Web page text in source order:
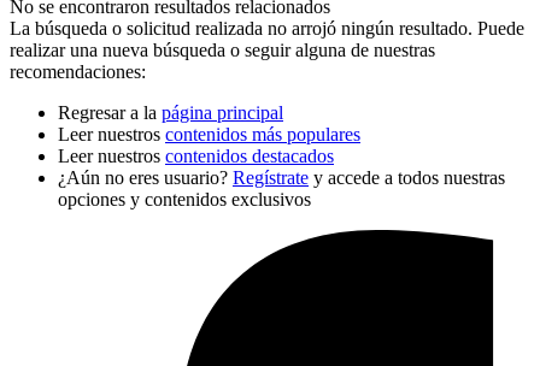
No se encontraron resultados relacionados
La búsqueda o solicitud realizada no arrojó ningún resultado. Puede
realizar una nueva búsqueda o seguir alguna de nuestras
recomendaciones:
Regresar a la página principal
Leer nuestros contenidos más populares
Leer nuestros contenidos destacados
¿Aún no eres usuario? Regístrate y accede a todos nuestras
opciones y contenidos exclusivos